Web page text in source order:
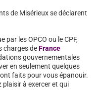
de Misérieux se déclarent
par les OPCO ou le CPF,
charges deFrance
gouvernementales
en seulement quelques
faits pour vous épanouir.
plaisir à exercer et qui